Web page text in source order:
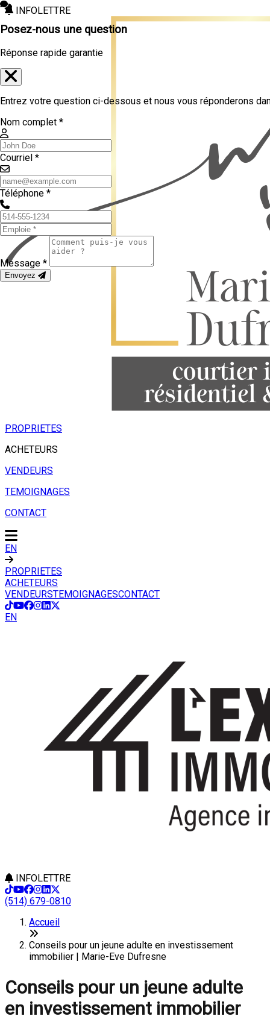
INFOLETTRE
PROPRIETES
ACHETEURS
VENDEURS
TEMOIGNAGES
CONTACT
EN
PROPRIETES
ACHETEURS
VENDEURSTEMOIGNAGESCONTACT
EN
INFOLETTRE
(514) 679-0810
Accueil
Conseils pour un jeune adulte en investissement
immobilier | Marie-Eve Dufresne
Conseils pour un jeune adulte
en investissement immobilier
Posez-nous une question
Réponse rapide garantie
Entrez votre question ci-dessous et nous vous réponderons
Nom complet *
Courriel *
Téléphone *
Message *
Envoyez